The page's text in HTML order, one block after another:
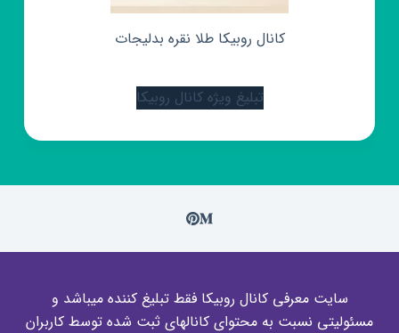
کانال روبیکا طلا نقره بدلیجات
تبلیغ ویژه کانال روبیکا
سایت معرفی کانال روبیکا فقط تبلیغ کننده میباشد و
مسئولیتی نسبت به محتوای کانالهای ثبت شده توسط کاربران